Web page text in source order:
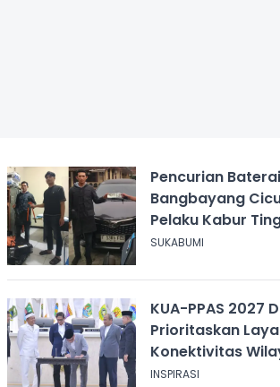
Pencurian
Bangbayang
Pelaku Kabur
SUKABUMI
KUA-PPAS 2027
Prioritaskan
Konektivitas
INSPIRASI